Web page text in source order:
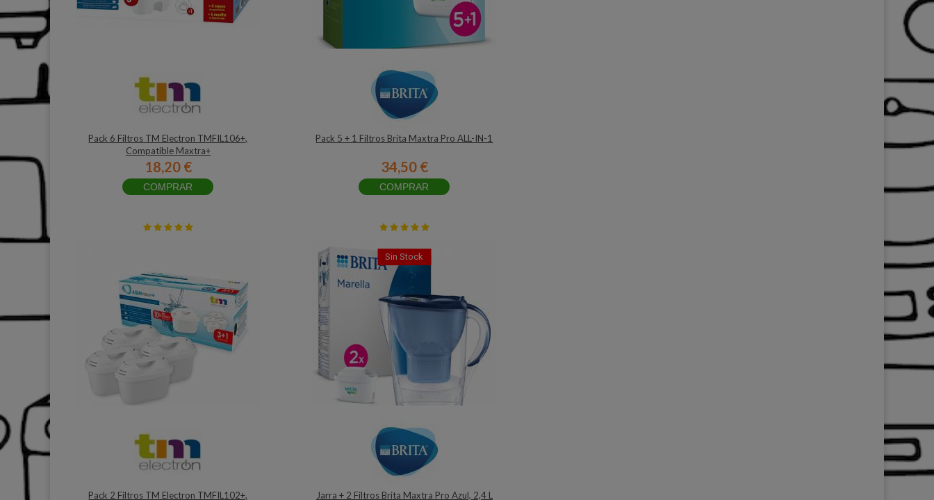
Pack 6 Filtros TM Electron TMFIL106+,
Compatible Maxtra+
18,20 €
COMPRAR
Pack 5 + 1 Filtros Brita Maxtra Pro ALL-IN-1
34,50 €
COMPRAR
Pack 2 Filtros TM Electron TMFIL102+,
Sin Stock
Jarra + 2 Filtros Brita Maxtra Pro Azul, 2,4 L